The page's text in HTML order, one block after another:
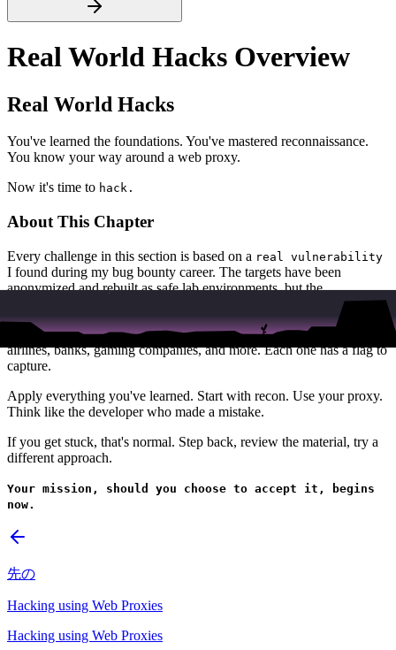
Real World Hacks Overview
Real World Hacks
You've learned the foundations. You've mastered reconnaissance.
You know your way around a web proxy.
Now it's time to hack.
About This Chapter
Every challenge in this section is based on a real vulnerability
I found during my bug bounty career. The targets have been
anonymized and rebuilt as safe lab environments, but the
You'll face 9 challenges across different industries - AI startups,
airlines, banks, gaming companies, and more. Each one has a flag to
capture.
Apply everything you've learned. Start with recon. Use your proxy.
Think like the developer who made a mistake.
If you get stuck, that's normal. Step back, review the material, try a
different approach.
Your mission, should you choose to accept it, begins
now.
先の
Hacking using Web Proxies
Hacking using Web Proxies